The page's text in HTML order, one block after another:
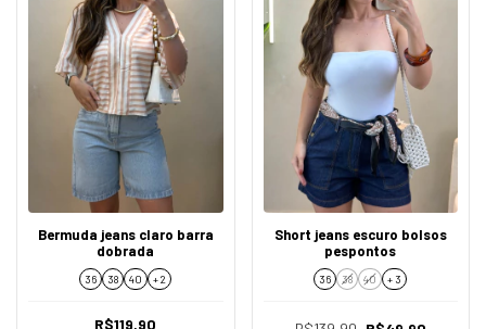
Bermuda jeans claro barra
dobrada
36 38 40 + 2
R$119,90
Short jeans escuro bolsos
pespontos
36 38 40 + 3